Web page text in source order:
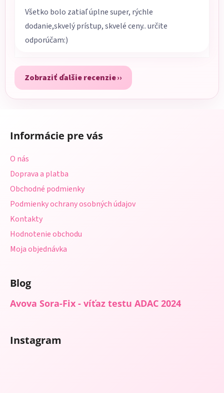
Všetko bolo zatiaľ úplne super, rýchle
dodanie,skvelý prístup, skvelé ceny.. určite
odporúčam:)
Zobraziť ďalšie recenzie
Informácie pre vás
O nás
Doprava a platba
Obchodné podmienky
Podmienky ochrany osobných údajov
Kontakty
Hodnotenie obchodu
Moja objednávka
Blog
Avova Sora-Fix - víťaz testu ADAC 2024
Instagram